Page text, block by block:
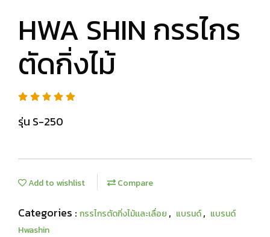
HWA SHIN กรรไกร
ตัดกิ่งไม้
รุ่น S-250
Add to wishlist Compare
Categories : กรรไกรตัดกิ่งไม้เเละเลื่อย , แบรนด์, แบรนด์
Hwashin